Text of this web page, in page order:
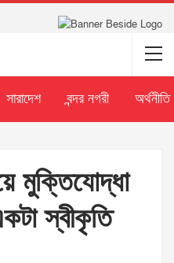
সারাদেশ বন্দর নগরী অর্থনীতি
মুক্তিযোদ্ধা
স্বীকৃতি